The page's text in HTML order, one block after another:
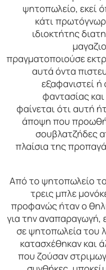
ψητοπωλείο, εκεί
κάτι
ιδιοκτήτης
πραγματοποιούσε
αυτά όντα
εξαφανιστεί
φαντασίας
φαίνεται ότι αυτή
άποψη που
σουβλατζήδες
πλαίσια της
Από το ψητοπωλείο
τρεις μπλε
προφανώς ήταν ο
για την αναπαραγωγή,
σε ψητοπωλεία του
κατασχέθηκαν και
που ζούσαν